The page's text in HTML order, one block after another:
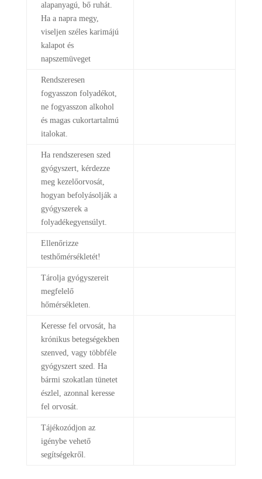
alapanyagú, bő ruhát.
Ha a napra megy,
viseljen széles karimájú
kalapot és
napszemüveget
Rendszeresen
fogyasszon folyadékot,
ne fogyasszon alkohol
és magas cukortartalmú
italokat.
Ha rendszeresen szed
gyógyszert, kérdezze
meg kezelőorvosát,
hogyan befolyásolják a
gyógyszerek a
folyadékegyensúlyt.
Ellenőrizze
testhőmérsékletét!
Tárolja gyógyszereit
megfelelő
hőmérsékleten.
Keresse fel orvosát, ha
krónikus betegségekben
szenved, vagy többféle
gyógyszert szed. Ha
bármi szokatlan tünetet
észlel, azonnal keresse
fel orvosát.
Tájékozódjon az
igénybe vehető
segítségekről.